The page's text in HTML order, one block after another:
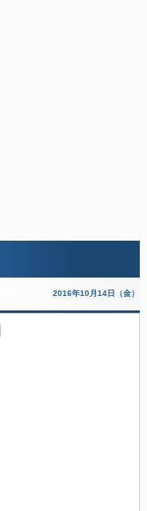
2016年10月14日（金）